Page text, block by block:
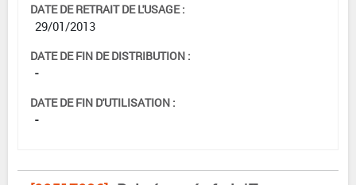
DATE DE RETRAIT DE L'USAGE :
29/01/2013
DATE DE FIN DE DISTRIBUTION :
-
DATE DE FIN D'UTILISATION :
-